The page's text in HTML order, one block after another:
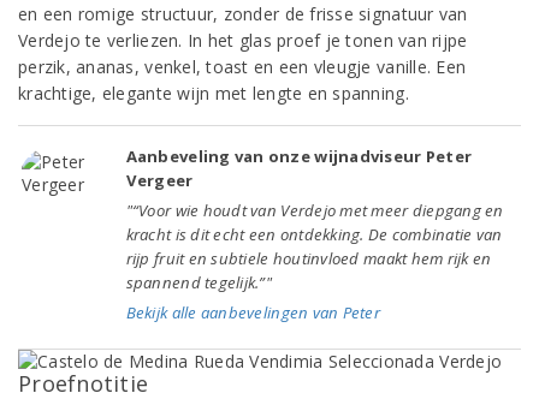
en een romige structuur, zonder de frisse signatuur van
Verdejo te verliezen. In het glas proef je tonen van rijpe
perzik, ananas, venkel, toast en een vleugje vanille. Een
krachtige, elegante wijn met lengte en spanning.
Aanbeveling van onze wijnadviseur Peter
Vergeer
"“Voor wie houdt van Verdejo met meer diepgang en
kracht is dit echt een ontdekking. De combinatie van
rijp fruit en subtiele houtinvloed maakt hem rijk en
spannend tegelijk.”"
Bekijk alle aanbevelingen van Peter
Proefnotitie